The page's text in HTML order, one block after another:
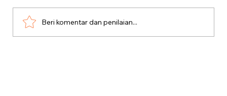
Beri komentar dan penilaian...